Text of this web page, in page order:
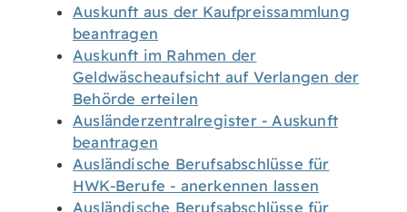
Auskunft aus der Kaufpreissammlung
beantragen
Auskunft im Rahmen der
Geldwäscheaufsicht auf Verlangen der
Behörde erteilen
Ausländerzentralregister - Auskunft
beantragen
Ausländische Berufsabschlüsse für
HWK-Berufe - anerkennen lassen
Ausländische Berufsabschlüsse für